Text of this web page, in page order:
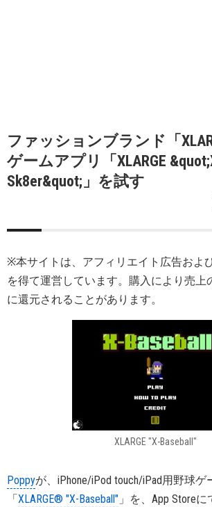
ファッションブランド「
ゲームアプリ「XLARGE
Sk8er&quot;」を試す
※本サイトは、アフィリエイト広告およ
を得て運営しています。購入により売上
に還元されることがあります。
XLARGE "X-Baseball"
Poppyが、iPhone/iPod touch/iPad用野球ゲ
「XLARGE® "X-Baseball" 」を、App Store